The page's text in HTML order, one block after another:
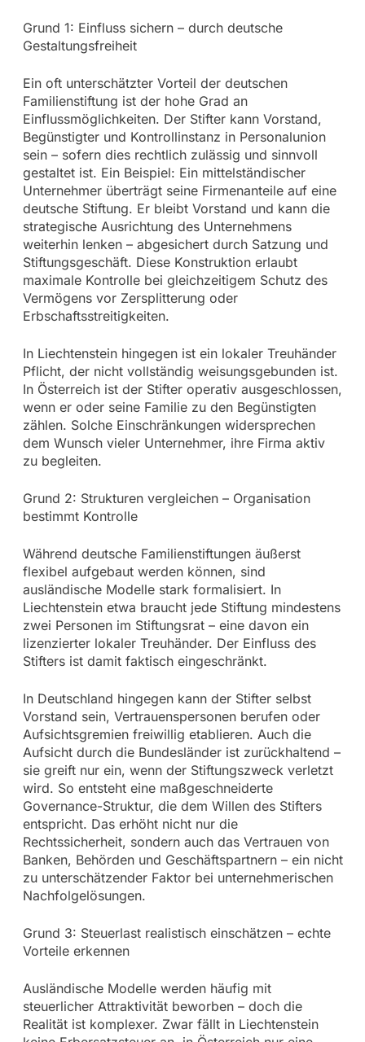
Grund 1: Einfluss sichern – durch deutsche
Gestaltungsfreiheit
Ein oft unterschätzter Vorteil der deutschen
Familienstiftung ist der hohe Grad an
Einflussmöglichkeiten. Der Stifter kann Vorstand,
Begünstigter und Kontrollinstanz in Personalunion
sein – sofern dies rechtlich zulässig und sinnvoll
gestaltet ist. Ein Beispiel: Ein mittelständischer
Unternehmer überträgt seine Firmenanteile auf eine
deutsche Stiftung. Er bleibt Vorstand und kann die
strategische Ausrichtung des Unternehmens
weiterhin lenken – abgesichert durch Satzung und
Stiftungsgeschäft. Diese Konstruktion erlaubt
maximale Kontrolle bei gleichzeitigem Schutz des
Vermögens vor Zersplitterung oder
Erbschaftsstreitigkeiten.
In Liechtenstein hingegen ist ein lokaler Treuhänder
Pflicht, der nicht vollständig weisungsgebunden ist.
In Österreich ist der Stifter operativ ausgeschlossen,
wenn er oder seine Familie zu den Begünstigten
zählen. Solche Einschränkungen widersprechen
dem Wunsch vieler Unternehmer, ihre Firma aktiv
zu begleiten.
Grund 2: Strukturen vergleichen – Organisation
bestimmt Kontrolle
Während deutsche Familienstiftungen äußerst
flexibel aufgebaut werden können, sind
ausländische Modelle stark formalisiert. In
Liechtenstein etwa braucht jede Stiftung mindestens
zwei Personen im Stiftungsrat – eine davon ein
lizenzierter lokaler Treuhänder. Der Einfluss des
Stifters ist damit faktisch eingeschränkt.
In Deutschland hingegen kann der Stifter selbst
Vorstand sein, Vertrauenspersonen berufen oder
Aufsichtsgremien freiwillig etablieren. Auch die
Aufsicht durch die Bundesländer ist zurückhaltend –
sie greift nur ein, wenn der Stiftungszweck verletzt
wird. So entsteht eine maßgeschneiderte
Governance-Struktur, die dem Willen des Stifters
entspricht. Das erhöht nicht nur die
Rechtssicherheit, sondern auch das Vertrauen von
Banken, Behörden und Geschäftspartnern – ein nicht
zu unterschätzender Faktor bei unternehmerischen
Nachfolgelösungen.
Grund 3: Steuerlast realistisch einschätzen – echte
Vorteile erkennen
Ausländische Modelle werden häufig mit
steuerlicher Attraktivität beworben – doch die
Realität ist komplexer. Zwar fällt in Liechtenstein